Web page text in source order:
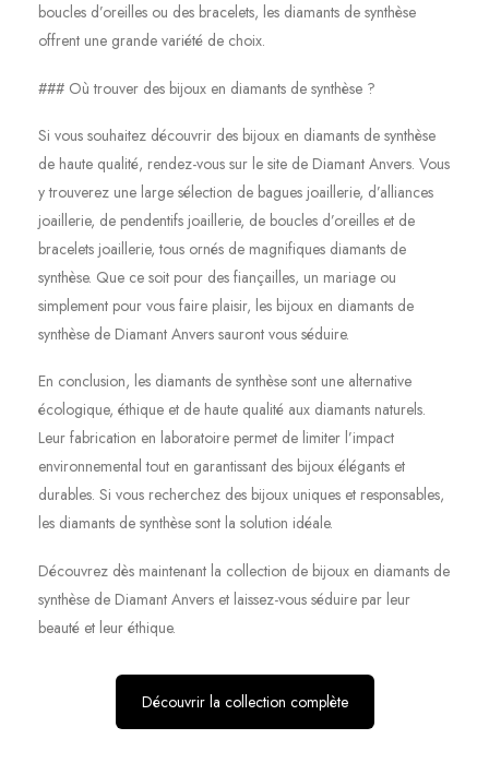
boucles d’oreilles ou des bracelets, les diamants de synthèse
offrent une grande variété de choix.
### Où trouver des bijoux en diamants de synthèse ?
Si vous souhaitez découvrir des bijoux en diamants de synthèse
de haute qualité, rendez-vous sur le site de Diamant Anvers. Vous
y trouverez une large sélection de bagues joaillerie, d’alliances
joaillerie, de pendentifs joaillerie, de boucles d’oreilles et de
bracelets joaillerie, tous ornés de magnifiques diamants de
synthèse. Que ce soit pour des fiançailles, un mariage ou
simplement pour vous faire plaisir, les bijoux en diamants de
synthèse de Diamant Anvers sauront vous séduire.
En conclusion, les diamants de synthèse sont une alternative
écologique, éthique et de haute qualité aux diamants naturels.
Leur fabrication en laboratoire permet de limiter l’impact
environnemental tout en garantissant des bijoux élégants et
durables. Si vous recherchez des bijoux uniques et responsables,
les diamants de synthèse sont la solution idéale.
Découvrez dès maintenant la collection de bijoux en diamants de
synthèse de Diamant Anvers et laissez-vous séduire par leur
beauté et leur éthique.
Découvrir la collection complète